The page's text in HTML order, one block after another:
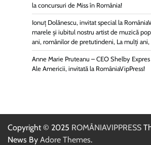
la concursuri de Miss în România!
Ionuț Dolănescu, invitat special la
marele și iubitul nostru artist de muzică
ani, românilor de pretutindeni, La mulți ani,
Anne Marie Pruteanu – CEO Shelby
Ale Americii, invitată la RomâniaVipPress!
Copyright © 2025 ROMÂNIAVIPPRESS
News By Adore Themes.